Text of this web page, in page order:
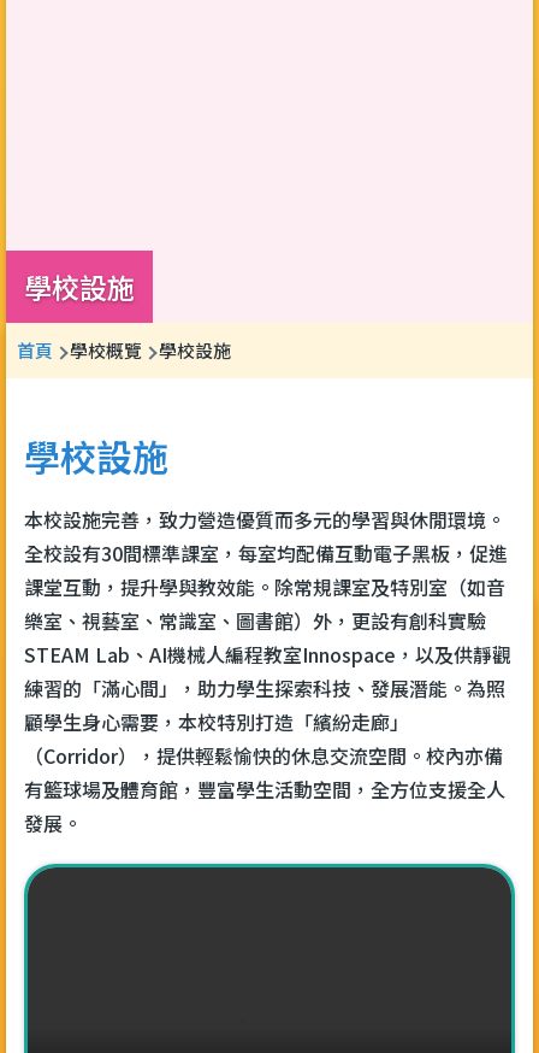
學校設施
導
航
結
首頁 學校概覽 學校設施
學校設施
本校設施完善，致力營造優質而多元的學習與休閒環境。
全校設有30間標準課室，每室均配備互動電子黑板，促進
課堂互動，提升學與教效能。除常規課室及特別室（如音
樂室、視藝室、常識室、圖書館）外，更設有創科實驗
STEAM Lab、AI機械人編程教室Innospace，以及供靜觀
練習的「滿心間」，助力學生探索科技、發展潛能。為照
顧學生身心需要，本校特別打造「繽紛走廊」
（Corridor），提供輕鬆愉快的休息交流空間。校內亦備
有籃球場及體育館，豐富學生活動空間，全方位支援全人
發展。